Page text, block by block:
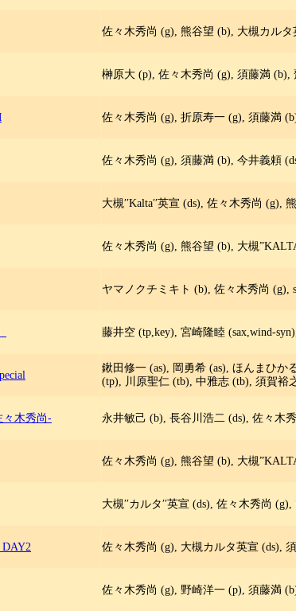
佐々木秀尚 (g), 熊谷望 (b), 大槻カルタ
榊原大 (p), 佐々木秀尚 (g), 須藤満 (b),
佐々木秀尚 (g), 折原寿一 (g), 須藤満
佐々木秀尚 (g), 須藤満 (b), 今井義頼
大槻′′Kalta′′英宣 (ds), 佐々木秀尚 (g),
佐々木秀尚 (g), 熊谷望 (b), 大槻
ヤマノクチミキト (b), 佐々木秀尚 (g),
藤井空 (tp,key), 宮崎隆睦 (sax,wind-
鍬田修一 (as), 岡勇希 (as), ほんまひ
(tp), 川原聖仁 (tb), 中雅志 (tb), 須賀裕
々木秀尚- 永井敏己 (b), 長谷川浩二 (ds), 佐々木
佐々木秀尚 (g), 熊谷望 (b), 大槻
大槻′′カルタ′′英宣 (ds), 佐々木秀尚
DAY2 佐々木秀尚 (g), 大槻カルタ英宣 (ds),
佐々木秀尚 (g), 野崎洋一 (p), 須藤満